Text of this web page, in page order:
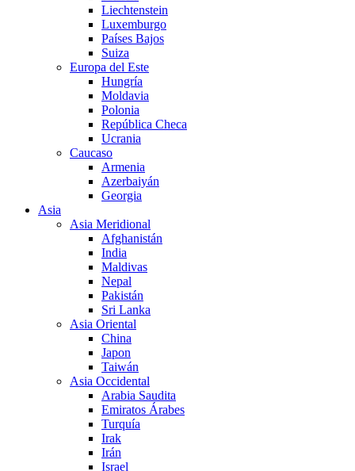
Liechtenstein
Luxemburgo
Países Bajos
Suiza
Europa del Este
Hungría
Moldavia
Polonia
República Checa
Ucrania
Caucaso
Armenia
Azerbaiyán
Georgia
Asia
Asia Meridional
Afghanistán
India
Maldivas
Nepal
Pakistán
Sri Lanka
Asia Oriental
China
Japon
Taiwán
Asia Occidental
Arabia Saudita
Emiratos Árabes
Turquía
Irak
Irán
Israel